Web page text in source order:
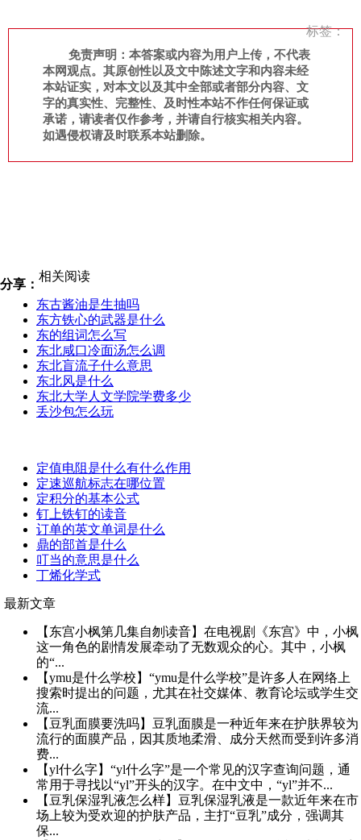
标签：
免责声明：本答案或内容为用户上传，不代表
本网观点。其原创性以及文中陈述文字和内容未经
本站证实，对本文以及其中全部或者部分内容、文
字的真实性、完整性、及时性本站不作任何保证或
承诺，请读者仅作参考，并请自行核实相关内容。
如遇侵权请及时联系本站删除。
分享：
相关阅读
东古酱油是生抽吗
东方铁心的武器是什么
东的组词怎么写
东北咸口冷面汤怎么调
东北盲流子什么意思
东北风是什么
东北大学人文学院学费多少
丢沙包怎么玩
定值电阻是什么有什么作用
定速巡航标志在哪位置
定积分的基本公式
钉上铁钉的读音
订单的英文单词是什么
鼎的部首是什么
叮当的意思是什么
丁烯化学式
最新文章
【东宫小枫第几集自刎读音】在电视剧《东宫》中，小枫
这一角色的剧情发展牵动了无数观众的心。其中，小枫
的“...
【ymu是什么学校】“ymu是什么学校”是许多人在网络上
搜索时提出的问题，尤其在社交媒体、教育论坛或学生交
流...
【豆乳面膜要洗吗】豆乳面膜是一种近年来在护肤界较为
流行的面膜产品，因其质地柔滑、成分天然而受到许多消
费...
【yl什么字】“yl什么字”是一个常见的汉字查询问题，通
常用于寻找以“yl”开头的汉字。在中文中，“yl”并不...
【豆乳保湿乳液怎么样】豆乳保湿乳液是一款近年来在市
场上较为受欢迎的护肤产品，主打“豆乳”成分，强调其
保...